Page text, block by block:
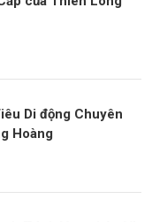
của Thiên Long